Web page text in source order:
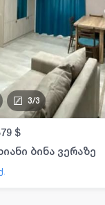
3/3
$
ბინა ვერაზე